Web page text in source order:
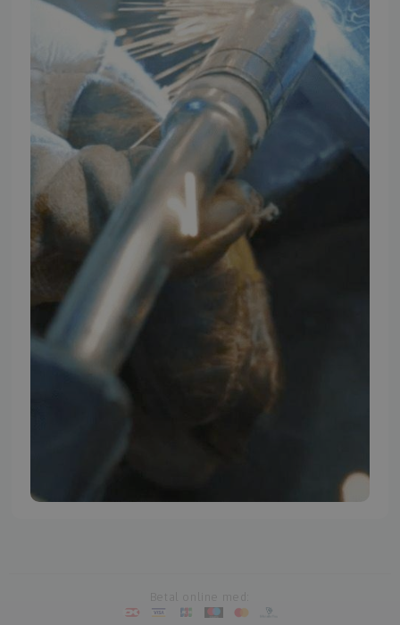
FØLG TMP
Youtube
Instagram
TMP BRAND SHOPS